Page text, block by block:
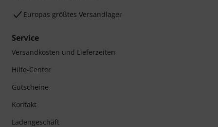
Europas größtes Versandlager
Service
Versandkosten und Lieferzeiten
Hilfe-Center
Gutscheine
Kontakt
Ladengeschäft